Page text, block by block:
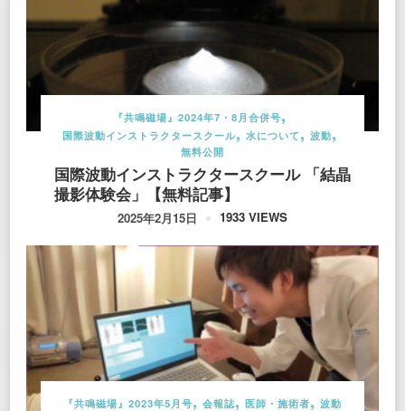
『共鳴磁場』2024年7・8月合併号
国際波動インストラクタースクール
水について
波動
無料公開
国際波動インストラクタースクール 「結晶
撮影体験会」【無料記事】
2025年2月15日 1933 VIEWS
『共鳴磁場』2023年5月号 会報誌 医師・施術者 波動